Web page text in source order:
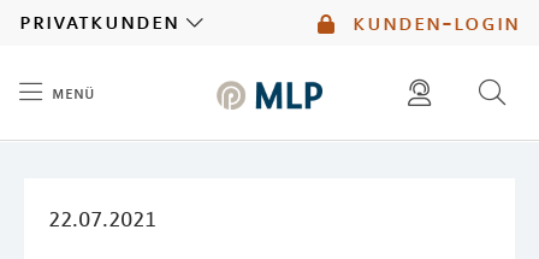
kunden-login
privatkunden
menü
22.07.2021